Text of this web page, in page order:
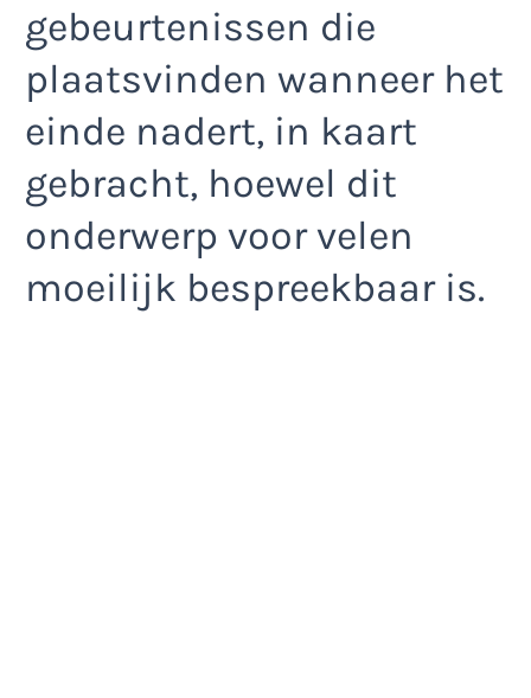
gebeurtenissen die
plaatsvinden wanneer het
einde nadert, in kaart
gebracht, hoewel dit
onderwerp voor velen
moeilijk bespreekbaar is.